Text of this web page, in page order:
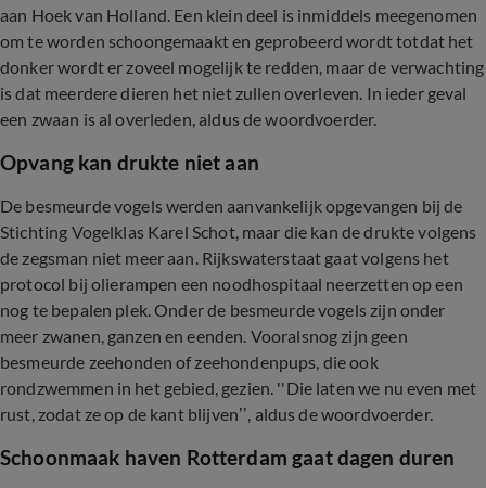
aan Hoek van Holland. Een klein deel is inmiddels meegenomen
om te worden schoongemaakt en geprobeerd wordt totdat het
donker wordt er zoveel mogelijk te redden, maar de verwachting
is dat meerdere dieren het niet zullen overleven. In ieder geval
een zwaan is al overleden, aldus de woordvoerder.
Opvang kan drukte niet aan
De besmeurde vogels werden aanvankelijk opgevangen bij de
Stichting Vogelklas Karel Schot, maar die kan de drukte volgens
de zegsman niet meer aan. Rijkswaterstaat gaat volgens het
protocol bij olierampen een noodhospitaal neerzetten op een
nog te bepalen plek. Onder de besmeurde vogels zijn onder
meer zwanen, ganzen en eenden. Vooralsnog zijn geen
besmeurde zeehonden of zeehondenpups, die ook
rondzwemmen in het gebied, gezien. ''Die laten we nu even met
rust, zodat ze op de kant blijven’’, aldus de woordvoerder.
Schoonmaak haven Rotterdam gaat dagen duren